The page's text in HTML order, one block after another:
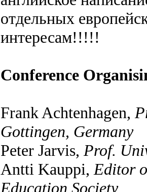
отдельных
интересам!!!!!
Conference
Frank Achtenhagen,
Gottingen, Germany
Peter Jarvis, Prof.
Antti Kauppi, Editor
Education Society